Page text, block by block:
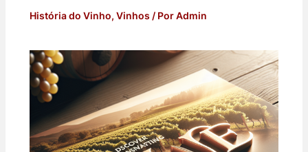
História do Vinho, Vinhos / PorAdmin